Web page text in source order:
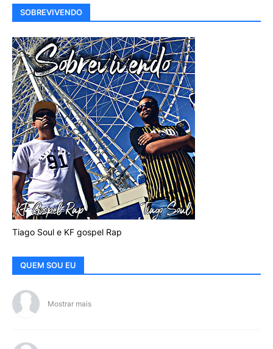
SOBREVIVENDO
Tiago Soul e KF gospel Rap
QUEM SOU EU
Mostrar mais